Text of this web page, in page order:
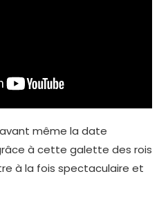
même la date
à cette galette des rois
à la fois spectaculaire et